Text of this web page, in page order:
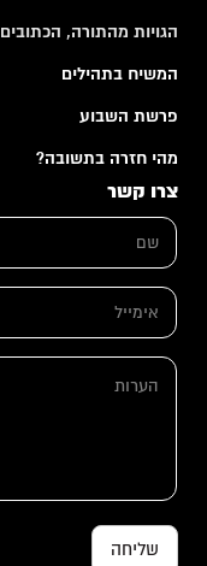
הגויות מהתורה, הכתובים
המשיח בתהילים
פרשת השבוע
מהי חזרה בתשובה?
צרו קשר
ש
*
ע
ו
ת
י
ל
א
מ
י
ה
שליחה